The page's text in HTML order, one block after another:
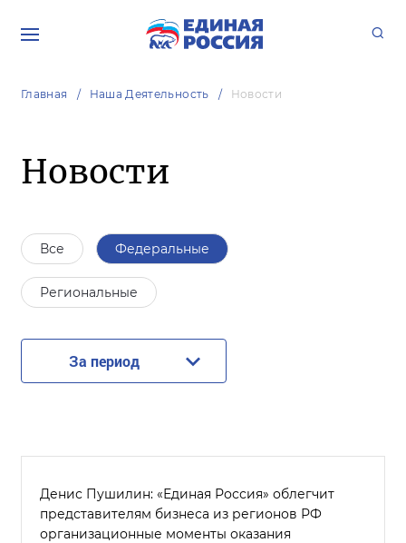
Главная Наша Деятельность Новости
Новости
Все Федеральные
Региональные
За период
Денис Пушилин: «Единая Россия» облегчит
представителям бизнеса из регионов РФ
организационные моменты оказания